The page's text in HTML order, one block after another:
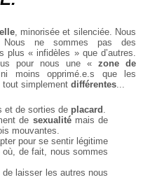
, minorisée et silenciée.
Nous
ne sommes pas des
plus « infidèles » que d’autres.
pour nous une « zone de
moins opprimé.e.s que les
simplement différentes
et de sorties de placard
de sexualitémais de
mouvantes.
pour se sentir légitime
où, de fait, nous sommes
de laisser les autres nous